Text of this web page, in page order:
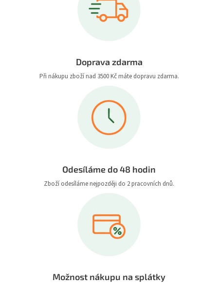
Doprava zdarma
Při nákupu zboží nad 3500 Kč máte dopravu zdarma.
Odesíláme do 48 hodin
Zboží odesíláme nejpozději do 2 pracovních dnů.
Možnost nákupu na splátky